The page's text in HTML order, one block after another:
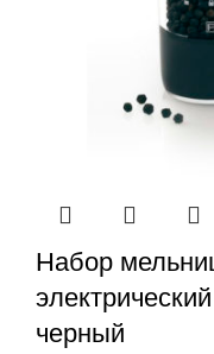
Набор
черный